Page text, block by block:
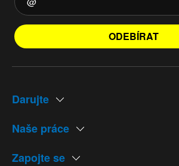
ODEBÍRAT
Darujte
Naše práce
Zapojte se